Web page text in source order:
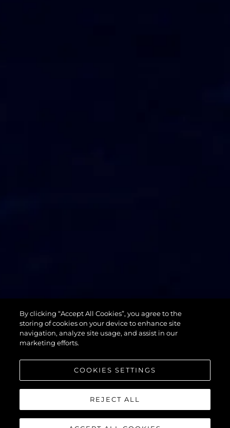
74 SPORT
YACHT XPS
By clicking “Accept All Cookies”, you agree to the
storing of cookies on your device to enhance site
navigation, analyze site usage, and assist in our
marketing efforts.
COOKIES SETTINGS
REJECT ALL